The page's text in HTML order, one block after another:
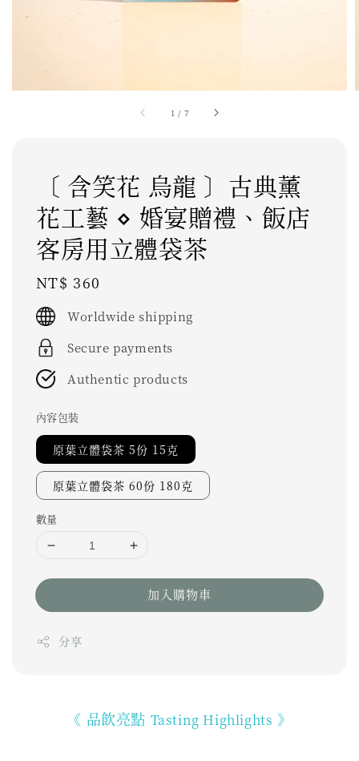
1 / 7
〔 含笑花 烏龍 〕古典薰
花工藝 ⋄ 婚宴贈禮、飯店
客房用立體袋茶
Regular
price
NT$ 360
Worldwide shipping
Secure payments
Authentic products
內容包裝
原葉立體袋茶 5份 15克
原葉立體袋茶 60份 180克
數量
加入購物車
分享
《 品飲亮點 Tasting Highlights 》